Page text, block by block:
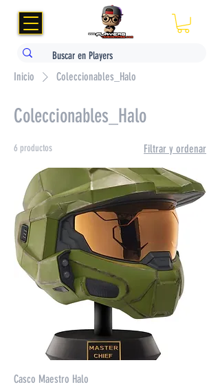
Inicio Coleccionables_Halo
Coleccionables_Halo
6 productos Filtrar y ordenar
Casco Maestro Halo